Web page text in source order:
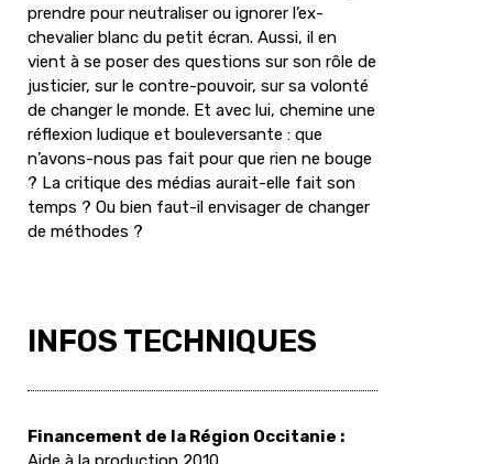
prendre pour neutraliser ou ignorer l’ex-
chevalier blanc du petit écran. Aussi, il en
vient à se poser des questions sur son rôle de
justicier, sur le contre-pouvoir, sur sa volonté
de changer le monde. Et avec lui, chemine une
réflexion ludique et bouleversante : que
n’avons-nous pas fait pour que rien ne bouge
? La critique des médias aurait-elle fait son
temps ? Ou bien faut-il envisager de changer
de méthodes ?
INFOS TECHNIQUES
Financement de la Région Occitanie :